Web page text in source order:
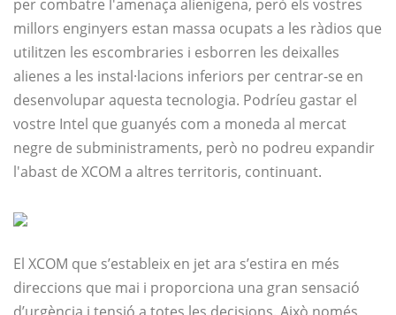
per combatre l'amenaça alienígena, però els vostres
millors enginyers estan massa ocupats a les ràdios que
utilitzen les escombraries i esborren les deixalles
alienes a les instal·lacions inferiors per centrar-se en
desenvolupar aquesta tecnologia. Podríeu gastar el
vostre Intel que guanyés com a moneda al mercat
negre de subministraments, però no podreu expandir
l'abast de XCOM a altres territoris, continuant.
El XCOM que s’estableix en jet ara s’estira en més
direccions que mai i proporciona una gran sensació